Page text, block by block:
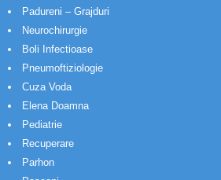
Padureni – Grajduri
Neurochirurgie
Boli Infectioase
Pneumoftiziologie
Cuza Voda
Elena Doamna
Pediatrie
Recuperare
Parhon